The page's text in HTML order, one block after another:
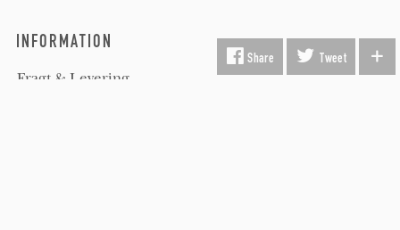
INFORMATION
Fragt & Levering